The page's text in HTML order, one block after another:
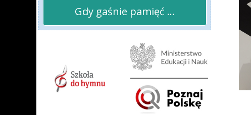
Gdy gaśnie pamięć ...